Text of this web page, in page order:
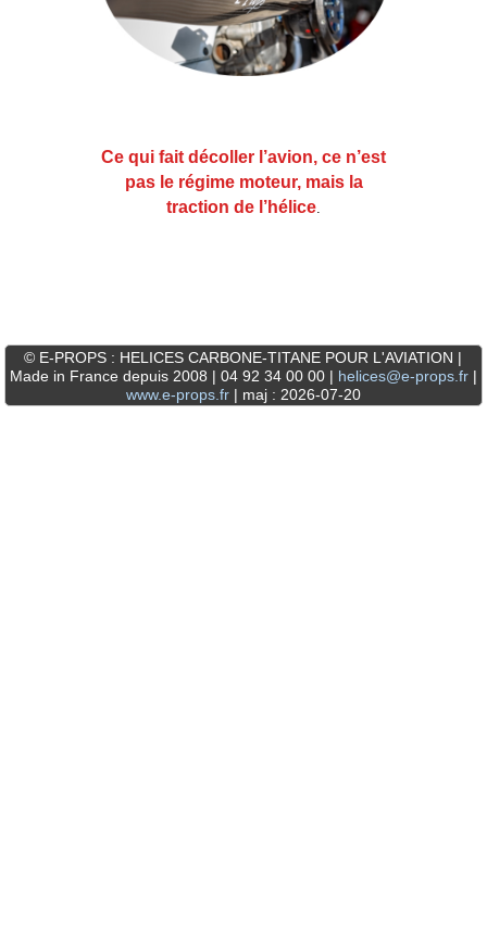
Ce qui fait décoller l’avion, ce n’est
pas le régime moteur, mais la
traction de l’hélice.
© E-PROPS : HELICES CARBONE-TITANE POUR L'AVIATION |
Made in France depuis 2008 | 04 92 34 00 00 | helices@e-props.fr|
www.e-props.fr| maj : 2026-07-20